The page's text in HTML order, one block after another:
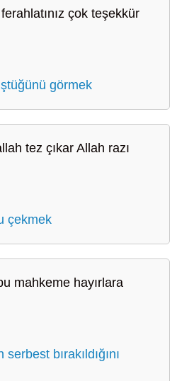
çok teşekkür
görmek
tez çıkar Allah razı
çekmek
mahkeme hayırlara
bırakıldığını